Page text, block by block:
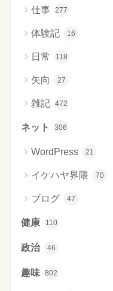
仕事 277
体験記 16
日常 118
矢向 27
雑記 472
ネット 306
WordPress 21
イケハヤ界隈 70
ブログ 47
健康 110
政治 46
趣味 802